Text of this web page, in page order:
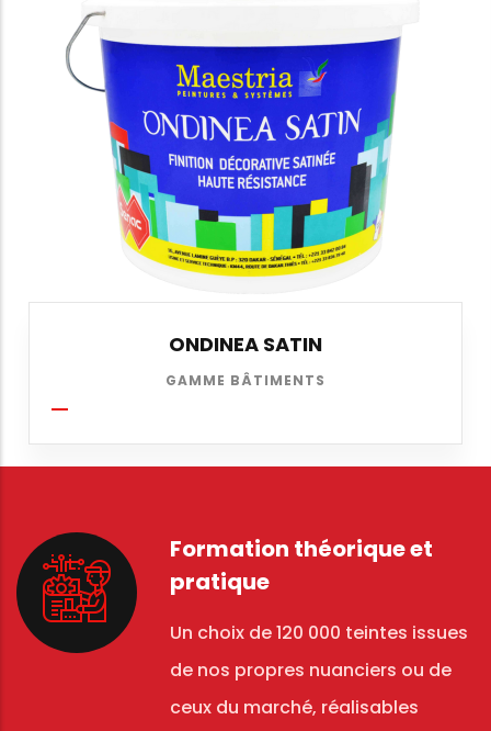
ONDINEA SATIN
GAMME BÂTIMENTS
Formation théorique et
pratique
Un choix de 120 000 teintes issues
de nos propres nuanciers ou de
ceux du marché, réalisables